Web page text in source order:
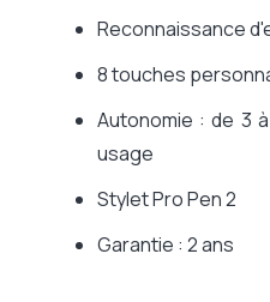
Reconnaissance
8 touches
Autonomie : de 3
usage
Stylet Pro Pen 2
Garantie : 2 ans